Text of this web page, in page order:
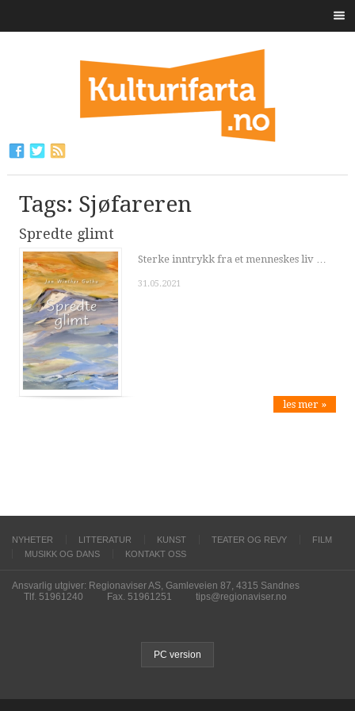
Tags: Sjøfareren
Spredte glimt
Sterke inntrykk fra et menneskes liv …
31.05.2021
les mer »
NYHETER LITTERATUR KUNST TEATER OG REVY
FILM
MUSIKK OG DANS
KONTAKT OSS
Ansvarlig utgiver: Regionaviser AS, Gamleveien 87, 4315 Sandnes
Tlf. 51961240
Fax. 51961251 tips@regionaviser.no
PC version